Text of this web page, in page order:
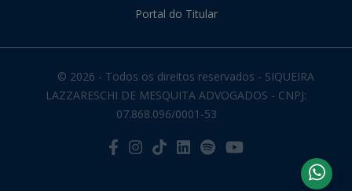
Portal do Titular
© 2026 - Todos os direitos reservados - SIQUEIRA
LAZZARESCHI DE MESQUITA ADVOGADOS - CNPJ:
07.868.096/0001-53